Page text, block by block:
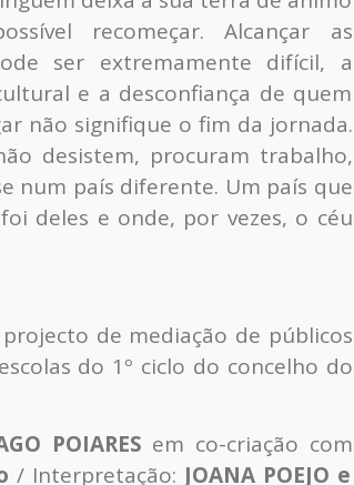
recomeçar. Alcançar as
ser extremamente difícil, a
e a desconfiança de quem
não signifique o fim da jornada.
desistem, procuram trabalho,
num país diferente. Um país que
deles e onde, por vezes, o céu
de mediação de públicos
do 1º ciclo do concelho do
POIARES em co-criação com
/ Interpretação: JOANA POEJO e